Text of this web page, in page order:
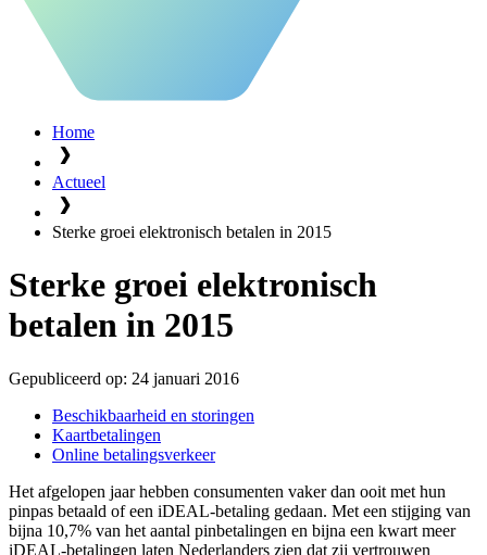
Home
Actueel
Sterke groei elektronisch betalen in 2015
Sterke groei elektronisch
betalen in 2015
Gepubliceerd op: 24 januari 2016
Beschikbaarheid en storingen
Kaartbetalingen
Online betalingsverkeer
Het afgelopen jaar hebben consumenten vaker dan ooit met hun
pinpas betaald of een iDEAL-betaling gedaan. Met een stijging van
bijna 10,7% van het aantal pinbetalingen en bijna een kwart meer
iDEAL-betalingen laten Nederlanders zien dat zij vertrouwen